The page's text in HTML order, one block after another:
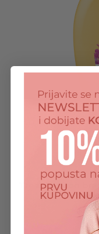
Treaclemoon